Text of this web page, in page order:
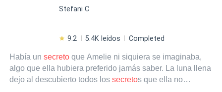
Stefani C
9.2 5.4K leídos Completed
Había unsecreto que Amelie ni siquiera se imaginaba,
algo que ella hubiera preferido jamás saber. La luna llena
dejo al descubierto todos lossecretos que ella no